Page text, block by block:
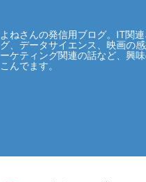
よねさんの発信用ブログ。IT関
グ、データサイエンス、映画の
ーケティング関連の話など、興
こんでます。